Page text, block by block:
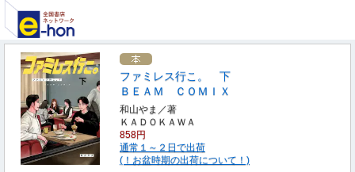
ファミレス行こ。 下
ＢＥＡＭ ＣＯＭＩＸ
和山やま／著
ＫＡＤＯＫＡＷＡ
858円
通常１～２日で出荷
(！お盆時期の出荷について！)